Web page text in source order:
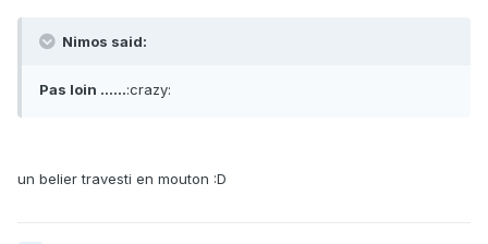
Nimos said:
Pas loin ......:crazy:
un belier travesti en mouton :D